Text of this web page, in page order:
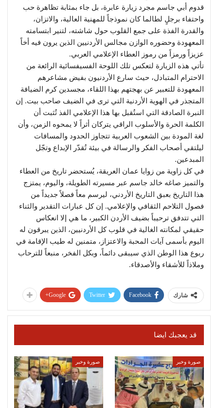
قدوم أبي جاسم مجرد زيارة عابرة، بل جاء بمثابة تظاهرة حب
واحتفاء برجلٍ لطالما كان نموذجاً للمهنية العالية، والاتزان،
والقدرة الفذة على جمع القلوب حول شاشته، لتنير ابتسامته
المعهودة وحضوره الوازن مجالس الأردنيين الذين يرون فيه أخاً
عزيزاً ورمزاً من رموز العطاء الإعلامي العربي.
​تأتي هذه الزيارة لتعكس تلك اللوحة الفسيفسائية الرائعة من
الاحترام المتبادل، حيث سارع الأردنيون بفيض مشاعرهم
المعهودة للتعبير عن بهجتهم بهذا اللقاء، مجسدين كرم الضيافة
المتجذر في الهوية الأردنية التي ترى في الضيف صاحب بيت. إن
النبرة الصادقة التي استُقبل بها هذا الإعلامي الفذ تُثبت أن
الكلمة الحرة والأسلوب الراقي يتركان أثراً لا يمحوه الزمن، وأن
لغة المودة بين الشعوب العربية تتجاوز الحدود والمسافات
ليلتقي أصحاب الفكر والرسالة في بيئة تُقدّر الإبداع وتجّل
المبدعين.
​في كل زاوية من زوايا عمان العريقة، يُستحضر تاريخ من العطاء
والتميز صاغه خالد جاسم عبر مسيرته الطويلة، واليوم، يمتزج
هذا التاريخ بعبق التاريخ الأردني، ليرسم معاً فصلاً جديداً من
فصول التلاحم الثقافي والإعلامي. إن كل عبارات التقدير والثناء
التي تتدفق ترحيباً بضيف الأردن الكبير، ما هي إلا انعكاس
حقيقي لمكانته الغالية في قلوب كل الأردنيين، الذين يبرقون له
اليوم بأسمى آيات المحبة والاعتزاز، متمنين له طيب الإقامة في
ربوع هذا الوطن الذي سيبقى دائماً، وبكل الفخر، منبعاً للترحاب
وملاذاً للأشقاء والأصدقاء.
شارك Facebook
Twitter
Google+
قد يعجبك ايضا
صورة وخبر صورة وخبر